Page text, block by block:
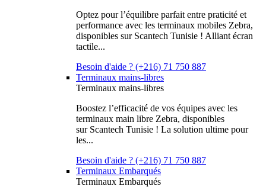
Optez pour l’équilibre parfait entre praticité et
performance avec les terminaux mobiles Zebra,
disponibles sur Scantech Tunisie ! Alliant écran
tactile...
Besoin d'aide ? (+216) 71 750 887
Terminaux mains-libres
Terminaux mains-libres
Boostez l’efficacité de vos équipes avec les
terminaux main libre Zebra, disponibles
sur Scantech Tunisie ! La solution ultime pour
les...
Besoin d'aide ? (+216) 71 750 887
Terminaux Embarqués
Terminaux Embarqués